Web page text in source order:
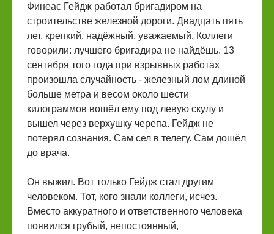
Финеас Гейдж работал бригадиром на
строительстве железной дороги. Двадцать пять
лет, крепкий, надёжный, уважаемый. Коллеги
говорили: лучшего бригадира не найдёшь. 13
сентября того года при взрывных работах
произошла случайность - железный лом длиной
больше метра и весом около шести
килограммов вошёл ему под левую скулу и
вышел через верхушку черепа. Гейдж не
потерял сознания. Сам сел в телегу. Сам дошёл
до врача.
Он выжил. Вот только Гейдж стал другим
человеком. Тот, кого знали коллеги, исчез.
Вместо аккуратного и ответственного человека
появился грубый, непостоянный,